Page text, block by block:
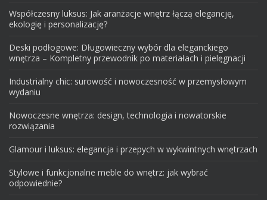
Współczesny luksus: Jak aranżacje wnętrz łączą elegancję,
ekologię i personalizację?
Deski podłogowe: Długowieczny wybór dla eleganckiego
wnętrza – Kompletny przewodnik po materiałach i pielęgnacji
Industrialny chic: surowość i nowoczesność w przemysłowym
wydaniu
Nowoczesne wnętrza: design, technologia i nowatorskie
rozwiązania
Glamour i luksus: elegancja i przepych w wykwintnych wnętrzach
Stylowe i funkcjonalne meble do wnętrz: jak wybrać
odpowiednie?